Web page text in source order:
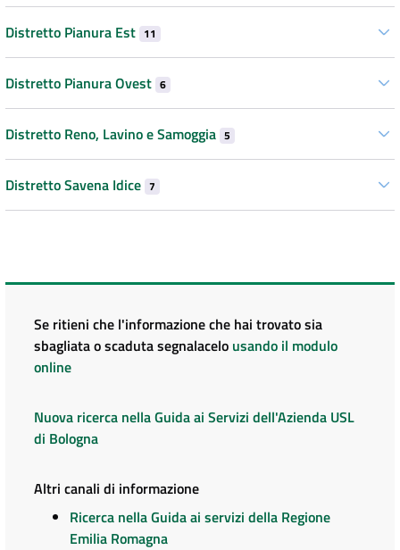
Distretto Pianura Est 11
Distretto Pianura Ovest 6
Distretto Reno, Lavino e Samoggia 5
Distretto Savena Idice 7
Se ritieni che l'informazione che hai trovato sia
sbagliata o scaduta segnalacelo usando il modulo
online
Nuova ricerca nella Guida ai Servizi dell'Azienda USL
di Bologna
Altri canali di informazione
Ricerca nella Guida ai servizi della Regione
Emilia Romagna